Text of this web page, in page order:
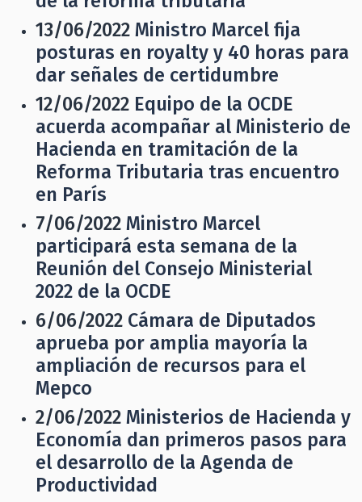
13/06/2022 Ministro Marcel fija
posturas en royalty y 40 horas para
dar señales de certidumbre
12/06/2022 Equipo de la OCDE
acuerda acompañar al Ministerio de
Hacienda en tramitación de la
Reforma Tributaria tras encuentro
en París
7/06/2022 Ministro Marcel
participará esta semana de la
Reunión del Consejo Ministerial
2022 de la OCDE
6/06/2022 Cámara de Diputados
aprueba por amplia mayoría la
ampliación de recursos para el
Mepco
2/06/2022 Ministerios de Hacienda y
Economía dan primeros pasos para
el desarrollo de la Agenda de
Productividad